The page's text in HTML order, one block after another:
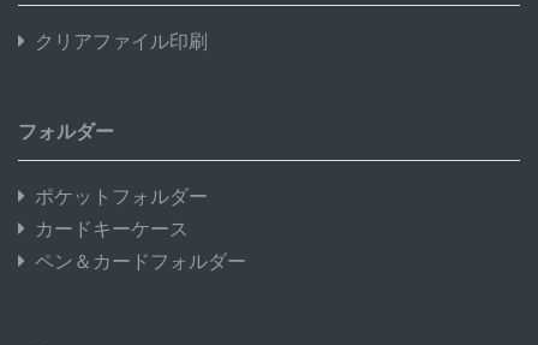
クリアファイル印刷
フォルダー
ポケットフォルダー
カードキーケース
ペン＆カードフォルダー